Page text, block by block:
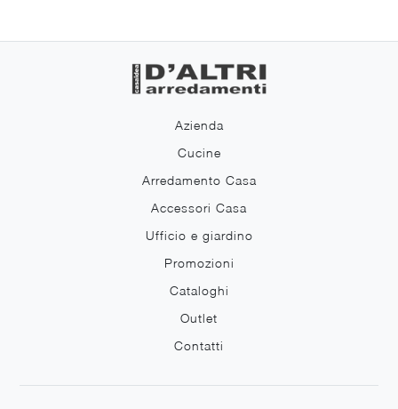
Azienda
Cucine
Arredamento Casa
Accessori Casa
Ufficio e giardino
Promozioni
Cataloghi
Outlet
Contatti